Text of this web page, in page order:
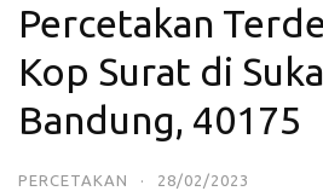
Percetakan
Kop Surat di
Bandung, 40175
PERCETAKAN · 28/02/2023